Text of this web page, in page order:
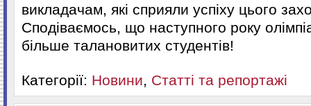
викладачам, які сприяли успіху цього
Сподіваємось, що наступного року
більше талановитих студентів!
Категорії: Новини Статті та репортажі